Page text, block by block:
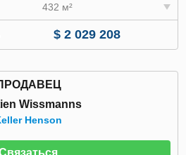
432 м²
$ 2 029 208
Wissmanns
Henson